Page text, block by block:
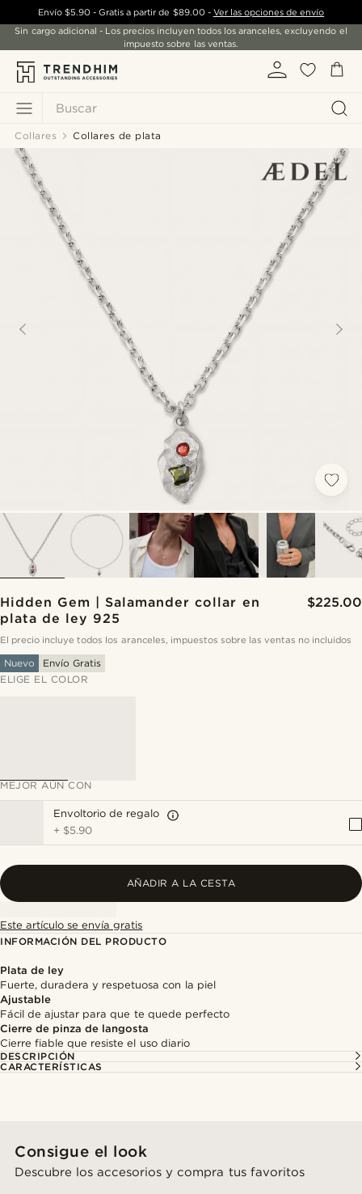
Buscar
Envío $5.90- Gratis a partir de $89.00- Ver las opciones de envío
Sin cargo adicional - Los precios incluyen todos los aranceles, excluyendo el
impuesto sobre las ventas.
Collares Collares de plata
Hidden Gem | Salamander collar en
plata de ley 925
$225.00
El precio incluye todos los aranceles, impuestos sobre las ventas no incluidos
Nuevo
Envío Gratis
ELIGE EL COLOR
MEJOR AÚN CON
Envoltorio de regalo
+ $5.90
AÑADIR A LA CESTA
Este artículo se envía gratis
INFORMACIÓN DEL PRODUCTO
Plata de ley
Fuerte, duradera y respetuosa con la piel
Ajustable
Fácil de ajustar para que te quede perfecto
Cierre de pinza de langosta
Cierre fiable que resiste el uso diario
DESCRIPCIÓN
CARACTERÍSTICAS
Consigue el look
Descubre los accesorios y compra tus favoritos